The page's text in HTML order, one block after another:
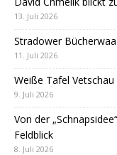
13. Juli 2026
Stradower
11. Juli 2026
Weiße Tafel Vetschau
9. Juli 2026
Von der
Feldblick
8. Juli 2026